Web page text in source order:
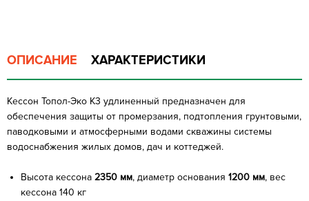
ОПИСАНИЕ ХАРАКТЕРИСТИКИ
Кессон Топол-Эко К3 удлиненный предназначен для
обеспечения защиты от промерзания, подтопления грунтовыми,
паводковыми и атмосферными водами скважины системы
водоснабжения жилых домов, дач и коттеджей.
Высота кессона 2350 мм, диаметр основания 1200 мм, вес
кессона 140 кг